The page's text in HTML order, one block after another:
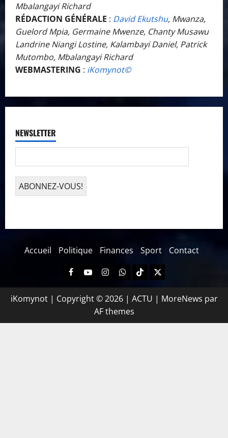
Mbalangayi Richard
RÉDACTION GÉNÉRALE : David Ekutshu, Mwanza,
Guelord Mpia, Germaine Mwenze, Chanty Musawu
Landrine Niangi Lostine, Kalambayi Daniel, Patrick
Mutombo, Mbalangayi Richard
WEBMASTERING : iKomynot©️
NEWSLETTER
Accueil Politique Finances Sport Contact
iKomynot | Copyright © 2026 | ACTU | MoreNews par
AF themes